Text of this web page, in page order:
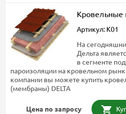
Кровельные
Артикул: K01
На
Дельта
в сегменте
пароизоляции на кровельном
компании вы можете купить
(мембраны) DELTA
Цена по запросу